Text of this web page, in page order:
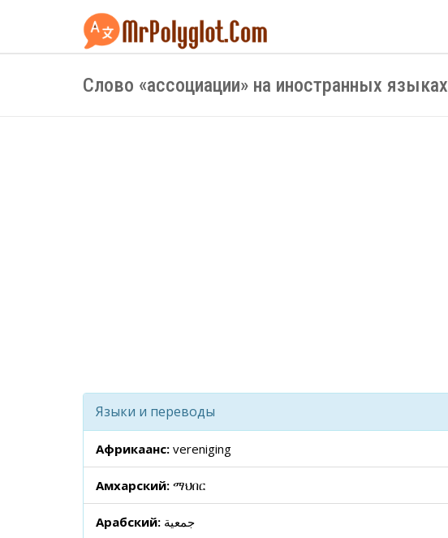
Слово «ассоциации» на иностранных языках
Языки и переводы
Африкаанс: vereniging
Амхарский: ማህበር
Арабский: جمعية